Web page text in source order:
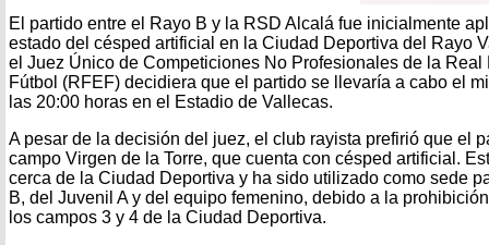
El partido entre el Rayo B y la RSD Alcalá fue inicialmente
estado del césped artificial en la Ciudad Deportiva del Rayo
el Juez Único de Competiciones No Profesionales de la
Fútbol (RFEF) decidiera que el partido se llevaría a cabo el
las 20:00 horas en el Estadio de Vallecas.
A pesar de la decisión del juez, el club rayista prefirió que el
campo Virgen de la Torre, que cuenta con césped artificial.
cerca de la Ciudad Deportiva y ha sido utilizado como sede
B, del Juvenil A y del equipo femenino, debido a la
los campos 3 y 4 de la Ciudad Deportiva.